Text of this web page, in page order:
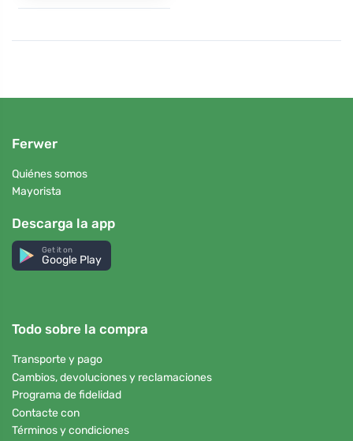
Ferwer
Quiénes somos
Mayorista
Descarga la app
Get it on
Google Play
Todo sobre la compra
Transporte y pago
Cambios, devoluciones y reclamaciones
Programa de fidelidad
Contacte con
Términos y condiciones